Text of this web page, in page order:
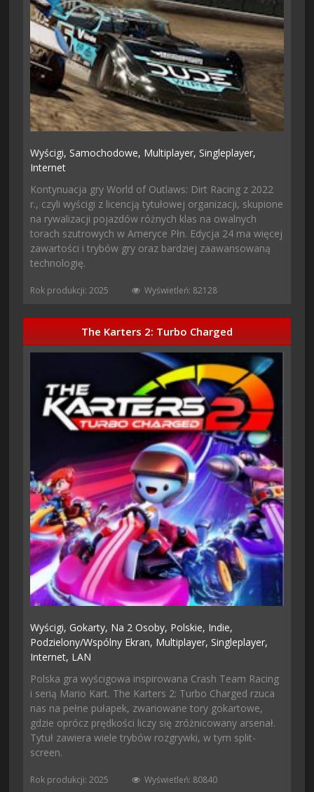
Wyścigi,Samochodowe, Multiplayer,Singleplayer,
Internet
Kontynuacja gry World of Outlaws: Dirt Racing z 2022
r., czyli wyścigi z licencją tytułowej organizacji, skupione
na rywalizacji pojazdów różnych klas na owalnych
torach szutrowych w Ameryce Płn. Edycja 24 ma więcej
zawartości i trybów gry oraz bardziej zaawansowaną
technologię.
Rok produkcji: 2025 Wyświetleń: 82128
The Karters 2: Turbo Charged
Wyścigi, Gokarty, Na 2 Osoby, Polskie, Indie,
Podzielony/wspólny Ekran, Multiplayer,Singleplayer,
Internet, LAN
Polska gra wyścigowa inspirowana Crash Team Racing
i serią Mario Kart. The Karters 2: Turbo Charged rzuca
nas na pełne pułapek, zwariowane tory gokartowe,
gdzie oprócz prędkości liczy się zróżnicowany arsenał.
Tytuł zawiera wiele trybów rozgrywki, w tym split-
screen.
Rok produkcji: 2025 Wyświetleń: 80840